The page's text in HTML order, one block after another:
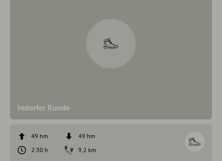
Indorfer Runde
49 hm
49 hm
2:30 h
9,2 km